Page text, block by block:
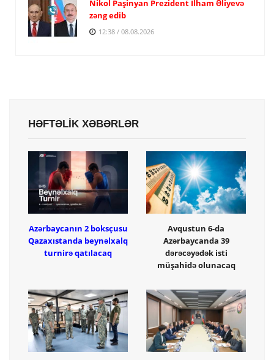
Nikol Paşinyan Prezident İlham Əliyevə
zəng edib
12:38 / 08.08.2026
HƏFTƏLİK XƏBƏRLƏR
Azərbaycanın 2 boksçusu
Qazaxıstanda beynəlxalq
turnirə qatılacaq
Avqustun 6-da
Azərbaycanda 39
dərəcəyədək isti
müşahidə olunacaq